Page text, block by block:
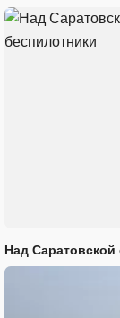
Над Саратовской